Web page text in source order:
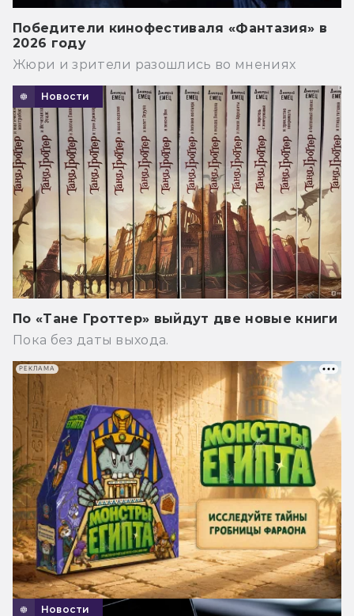
Победители кинофестиваля «Фантазия» в
2026 году
Жюри и зрители разошлись во мнениях
Новости
По «Тане Гроттер» выйдут две новые книги
Пока без даты выхода.
Новости
РЕКЛАМА